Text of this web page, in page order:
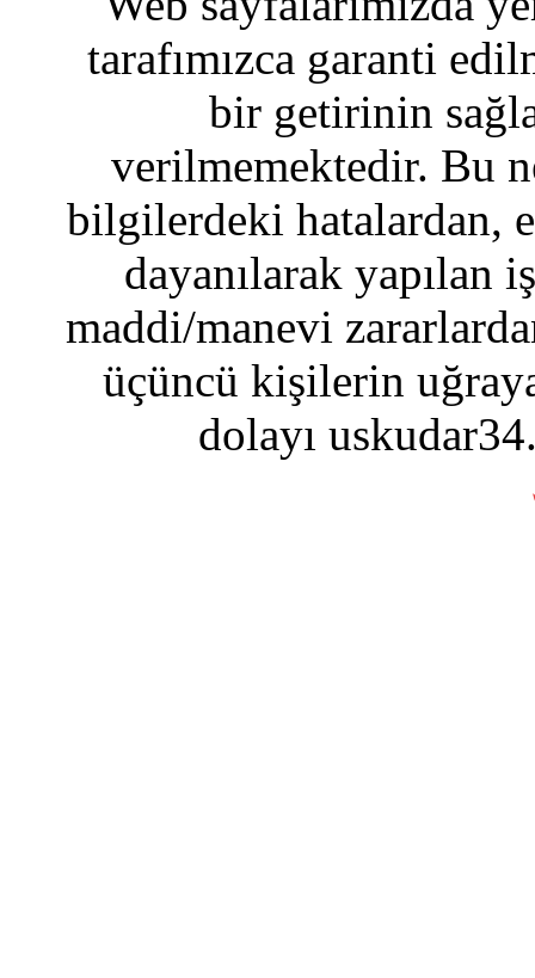
tarafımızca garanti
bir getirinin
verilmemektedir. Bu
bilgilerdeki hatalardan,
dayanılarak yapılan
maddi/manevi
üçüncü kişilerin
dolayı